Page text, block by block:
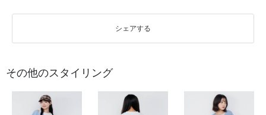
シェアする
その他のスタイリング